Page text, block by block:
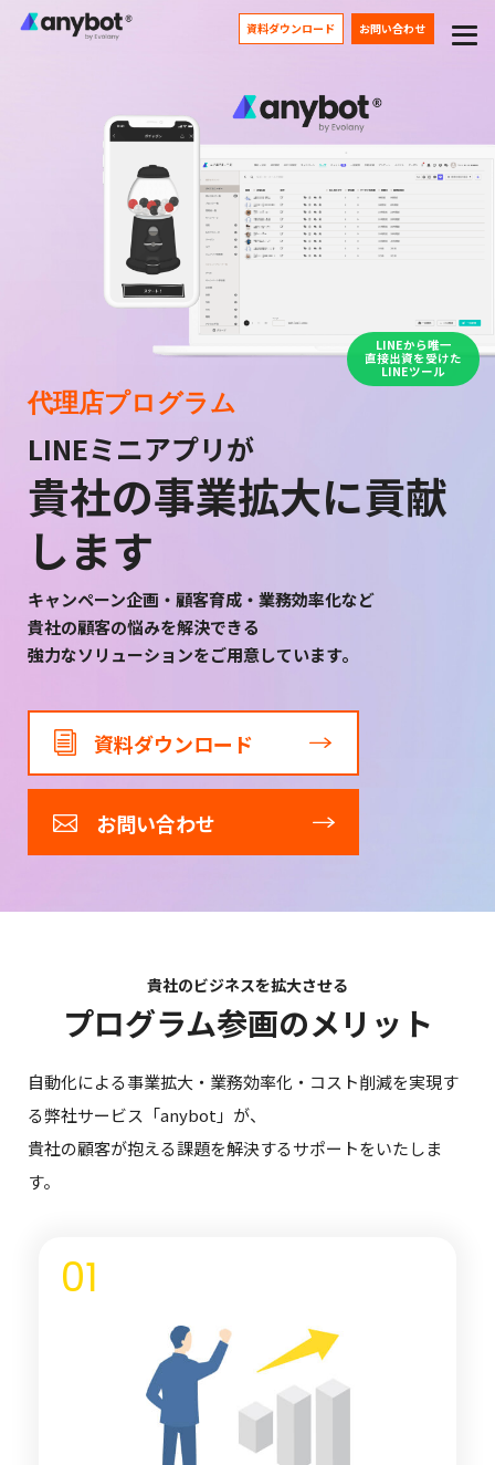
資料ダウンロード お問い合わせ
代理店プログラム
LINEミニアプリが
貴社の事業拡大に貢献
します
キャンペーン企画・顧客育成・業務効率化など
貴社の顧客の悩みを解決できる
強力なソリューションをご用意しています。
資料ダウンロード
お問い合わせ
LINEから唯一
直接出資を受けた
LINEツール
貴社のビジネスを拡大させる
プログラム参画のメリット
自動化による事業拡大・業務効率化・コスト削減を実現す
る弊社サービス「anybot」が、
貴社の顧客が抱える課題を解決するサポートをいたしま
す。
01